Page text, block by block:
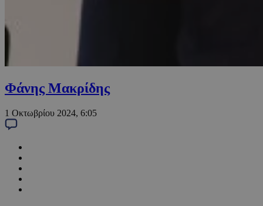
Φάνης Μακρίδης
1 Οκτωβρίου 2024, 6:05